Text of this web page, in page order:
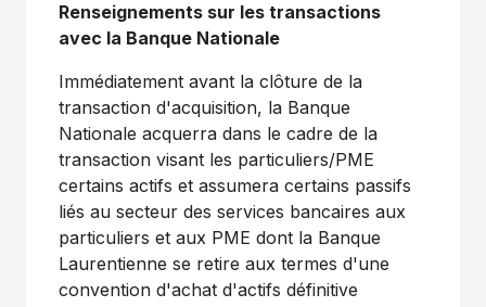
Renseignements sur les transactions
avec la Banque Nationale
Immédiatement avant la clôture de la
transaction d'acquisition, la Banque
Nationale acquerra dans le cadre de la
transaction visant les particuliers/PME
certains actifs et assumera certains passifs
liés au secteur des services bancaires aux
particuliers et aux PME dont la Banque
Laurentienne se retire aux termes d'une
convention d'achat d'actifs définitive